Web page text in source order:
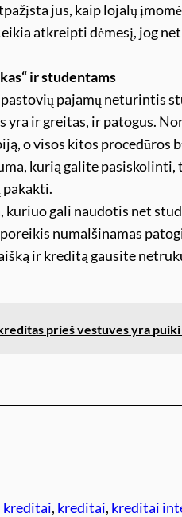
jus, kaip lojalų
atkreipti dėmesį, jog
ir studentams
pajamų neturintis
yra ir greitas, ir patogus.
o visos kitos procedūros
kurią galite
kuriuo gali naudotis net
numalšinamas
ir kreditą gausite
prieš vestuves yra
, kreditai, kreditai